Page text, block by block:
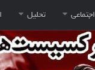
اجتماعی تحلیل